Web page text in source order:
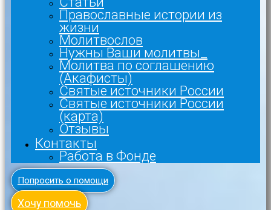
Православные истории из
жизни
Молитвослов
Нужны Ваши молитвы_
Молитва по соглашению
(Акафисты)
Святые источники России
Святые источники России
(карта)
Отзывы
Контакты
Работа в Фонде
Попросить о помощи
Хочу помочь